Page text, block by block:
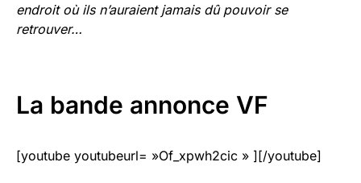
endroit où ils n’auraient jamais dû pouvoir se
retrouver…
La bande annonce VF
[youtube youtubeurl= »Of_xpwh2cic » ][/youtube]